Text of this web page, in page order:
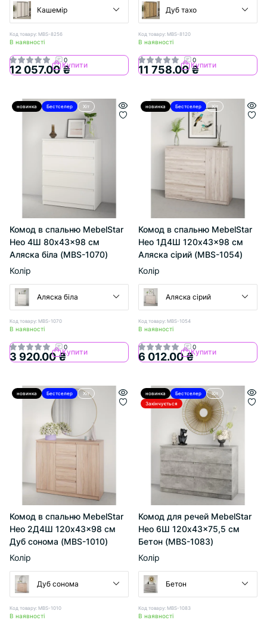
Кашемір
Код товару: MBS-8256
В наявності
0
12 057.00 ₴Купити
Дуб тахо
Код товару: MBS-8120
В наявності
0
11 758.00 ₴Купити
новинка Бестселер Хіт
Комод в спальню MebelStar
Нео 4Ш 80x43x98 см
Аляска біла (MBS-1070)
Колір
Аляска біла
Код товару: MBS-1070
В наявності
0
3 920.00 ₴Купити
новинка Бестселер Хіт
Комод в спальню MebelStar
Нео 1Д4Ш 120x43x98 см
Аляска сірий (MBS-1054)
Колір
Аляска сірий
Код товару: MBS-1054
В наявності
0
6 012.00 ₴Купити
новинка Бестселер Хіт
Комод в спальню MebelStar
Нео 2Д4Ш 120x43x98 см
Дуб сонома (MBS-1010)
Колір
Дуб сонома
Код товару: MBS-1010
В наявності
новинка Бестселер
Хіт
Закінчується
Комод для речей MebelStar
Нео 6Ш 120x43x75,5 см
Бетон (MBS-1083)
Колір
Бетон
Код товару: MBS-1083
В наявності